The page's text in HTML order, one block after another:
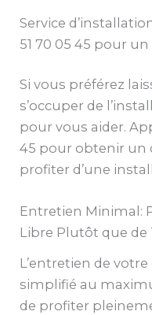
Service
51 70 05 45 pour un
Si vous préférez
s’occuper de
pour vous aider.
45 pour obtenir un
profiter d’une
Entretien Minimal:
Libre Plutôt que de
L’entretien de
simplifié au
de profiter